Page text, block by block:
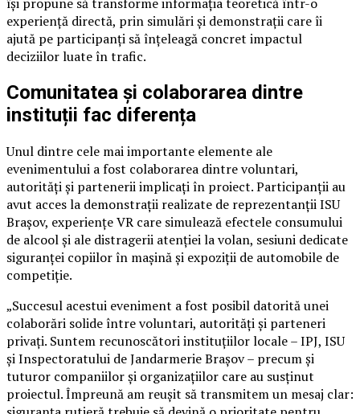
experiență directă, prin simulări și demonstrații care îi
ajută pe participanți să înțeleagă concret impactul
deciziilor luate în trafic.
Comunitatea și colaborarea dintre
instituții fac diferența
Unul dintre cele mai importante elemente ale
evenimentului a fost colaborarea dintre voluntari,
autorități și partenerii implicați în proiect. Participanții au
avut acces la demonstrații realizate de reprezentanții ISU
Brașov, experiențe VR care simulează efectele consumului
de alcool și ale distragerii atenției la volan, sesiuni dedicate
siguranței copiilor în mașină și expoziții de automobile de
competiție.
„Succesul acestui eveniment a fost posibil datorită unei
colaborări solide între voluntari, autorități și parteneri
privați. Suntem recunoscători instituțiilor locale – IPJ, ISU
și Inspectoratului de Jandarmerie Brașov – precum și
tuturor companiilor și organizațiilor care au susținut
proiectul. Împreună am reușit să transmitem un mesaj clar: